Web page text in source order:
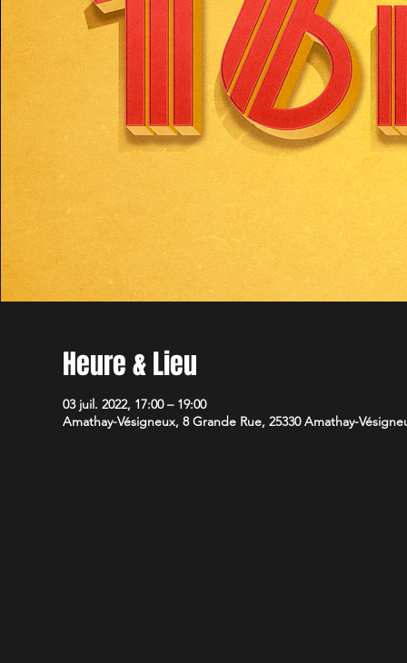
Heure & Lieu
03 juil. 2022, 17:00 – 19:00
Amathay-Vésigneux, 8 Grande Rue, 25330 Amathay-